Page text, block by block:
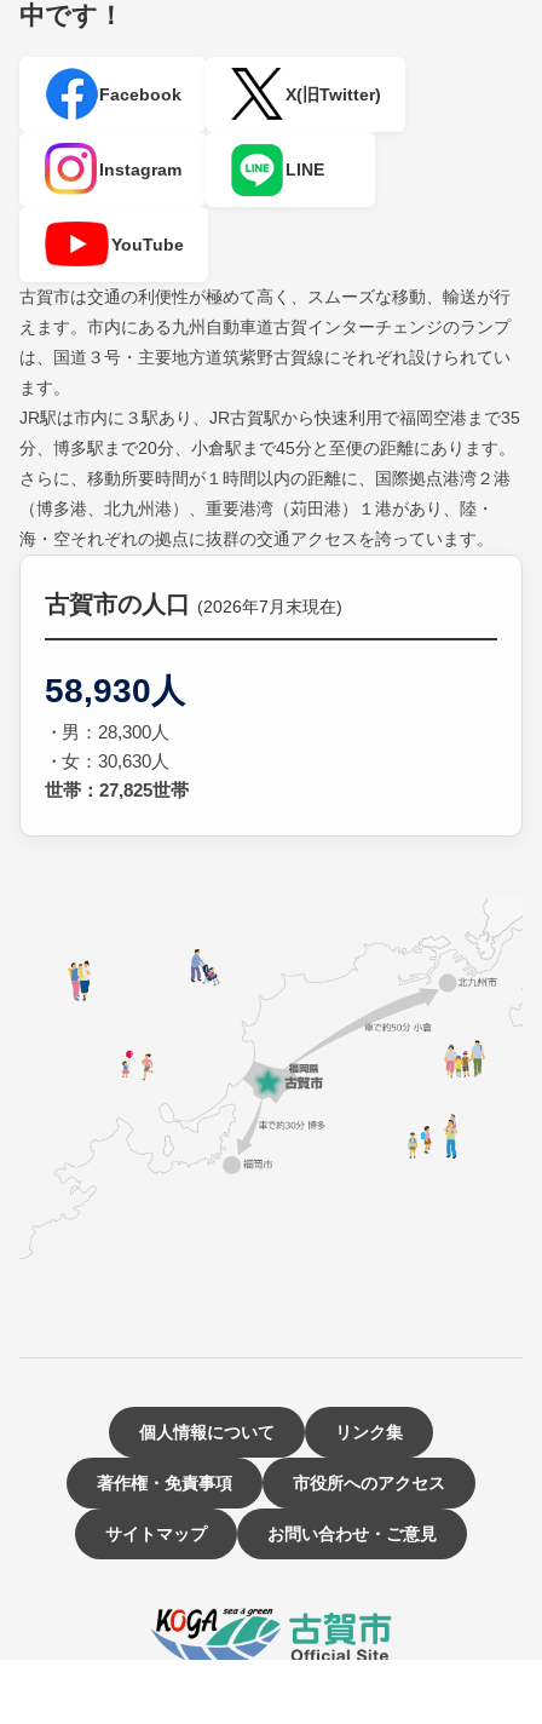
中です！
Facebook X(旧Twitter)
Instagram LINE
YouTube
古賀市は交通の利便性が極めて高く、スムーズな移動、輸送が行
えます。市内にある九州自動車道古賀インターチェンジのランプ
は、国道３号・主要地方道筑紫野古賀線にそれぞれ設けられてい
ます。
JR駅は市内に３駅あり、JR古賀駅から快速利用で福岡空港まで35
分、博多駅まで20分、小倉駅まで45分と至便の距離にあります。
さらに、移動所要時間が１時間以内の距離に、国際拠点港湾２港
（博多港、北九州港）、重要港湾（苅田港）１港があり、陸・
海・空それぞれの拠点に抜群の交通アクセスを誇っています。
古賀市の人口 (2026年7月末現在)
58,930人
男：28,300人
女：30,630人
世帯：27,825世帯
個人情報について リンク集
著作権・免責事項 市役所へのアクセス
サイトマップ お問い合わせ・ご意見